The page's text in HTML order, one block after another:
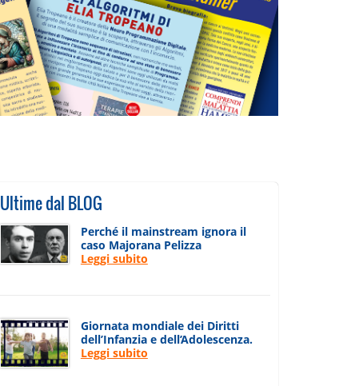
Ultime dal BLOG
Perché il mainstream ignora il
caso Majorana Pelizza
Leggi subito
Giornata mondiale dei Diritti
dell’Infanzia e dell’Adolescenza.
Leggi subito